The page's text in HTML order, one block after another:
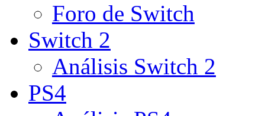
Foro de Switch
Switch 2
Análisis Switch 2
PS4